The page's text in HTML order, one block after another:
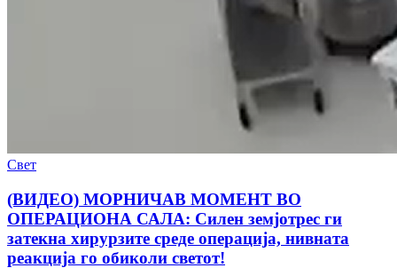
Свет
(ВИДЕО) МОРНИЧАВ МОМЕНТ ВО
ОПЕРАЦИОНА САЛА: Силен земјотрес ги
затекна хирурзите среде операција, нивната
реакција го обиколи светот!